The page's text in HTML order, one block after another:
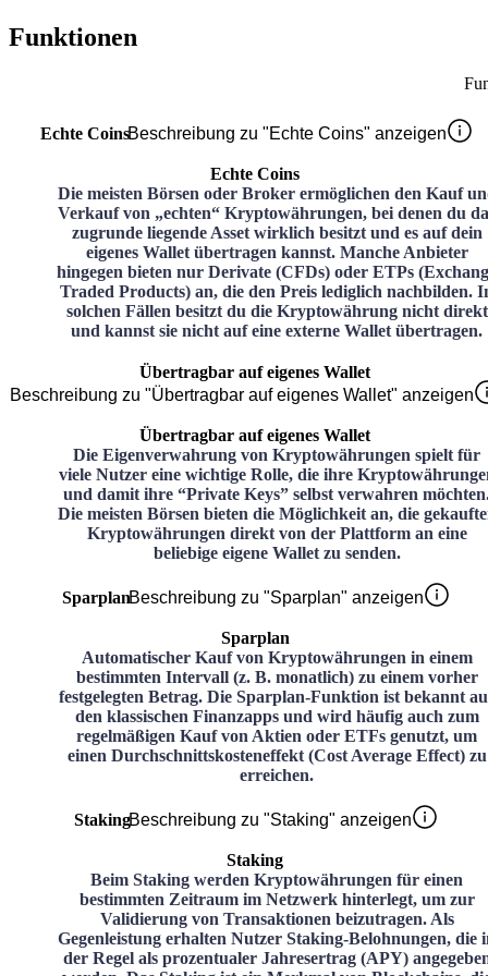
Funktionen
Echte CoinsBeschreibung zu "Echte Coins" anzeigen
Echte Coins
Die meisten Börsen oder Broker ermöglichen den Kauf
Verkauf von „echten“ Kryptowährungen, bei denen du
zugrunde liegende Asset wirklich besitzt und es auf dein
eigenes Wallet übertragen kannst. Manche Anbieter
hingegen bieten nur Derivate (CFDs) oder ETPs
Traded Products) an, die den Preis lediglich nachbilden.
solchen Fällen besitzt du die Kryptowährung nicht direkt
und kannst sie nicht auf eine externe Wallet übertragen.
Übertragbar auf eigenes Wallet
Beschreibung zu "Übertragbar auf eigenes Wallet" anzeigen
Übertragbar auf eigenes Wallet
Die Eigenverwahrung von Kryptowährungen spielt für
viele Nutzer eine wichtige Rolle, die ihre
und damit ihre “Private Keys” selbst verwahren
Die meisten Börsen bieten die Möglichkeit an, die
Kryptowährungen direkt von der Plattform an eine
beliebige eigene Wallet zu senden.
SparplanBeschreibung zu "Sparplan" anzeigen
Sparplan
Automatischer Kauf von Kryptowährungen in einem
bestimmten Intervall (z. B. monatlich) zu einem vorher
festgelegten Betrag. Die Sparplan-Funktion ist bekannt
den klassischen Finanzapps und wird häufig auch zum
regelmäßigen Kauf von Aktien oder ETFs genutzt, um
einen Durchschnittskosteneffekt (Cost Average Effect) zu
erreichen.
StakingBeschreibung zu "Staking" anzeigen
Staking
Beim Staking werden Kryptowährungen für einen
bestimmten Zeitraum im Netzwerk hinterlegt, um zur
Validierung von Transaktionen beizutragen. Als
Gegenleistung erhalten Nutzer Staking-Belohnungen, die
der Regel als prozentualer Jahresertrag (APY)